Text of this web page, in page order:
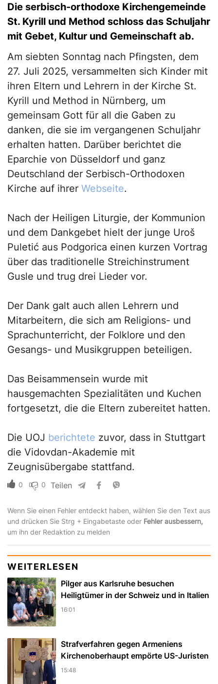
Die serbisch-orthodoxe Kirchengemeinde
St. Kyrill und Method schloss das Schuljahr
mit Gebet, Kultur und Gemeinschaft ab.
Am siebten Sonntag nach Pfingsten, dem
27. Juli 2025, versammelten sich Kinder mit
ihren Eltern und Lehrern in der Kirche St.
Kyrill und Method in Nürnberg, um
gemeinsam Gott für all die Gaben zu
danken, die sie im vergangenen Schuljahr
erhalten hatten. Darüber berichtet die
Eparchie von Düsseldorf und ganz
Deutschland der Serbisch-Orthodoxen
Kirche auf ihrer Webseite.
Nach der Heiligen Liturgie, der Kommunion
und dem Dankgebet hielt der junge Uroš
Puletić aus Podgorica einen kurzen Vortrag
über das traditionelle Streichinstrument
Gusle und trug drei Lieder vor.
Der Dank galt auch allen Lehrern und
Mitarbeitern, die sich am Religions- und
Sprachunterricht, der Folklore und den
Gesangs- und Musikgruppen beteiligen.
Das Beisammensein wurde mit
hausgemachten Spezialitäten und Kuchen
fortgesetzt, die die Eltern zubereitet hatten.
Die UOJ berichtete zuvor, dass in Stuttgart
die Vidovdan-Akademie mit
Zeugnisübergabe stattfand.
0 0 Teilen
Wenn Sie einen Fehler entdeckt haben, wählen Sie den Text aus
und drücken Sie Strg + Eingabetaste oder Fehler ausbessern,
um ihn der Redaktion zu melden
WEITERLESEN
Pilger aus Karlsruhe besuchen
Heiligtümer in der Schweiz und in Italien
16:01
Strafverfahren gegen Armeniens
Kirchenoberhaupt empörte US-Juristen
15:48